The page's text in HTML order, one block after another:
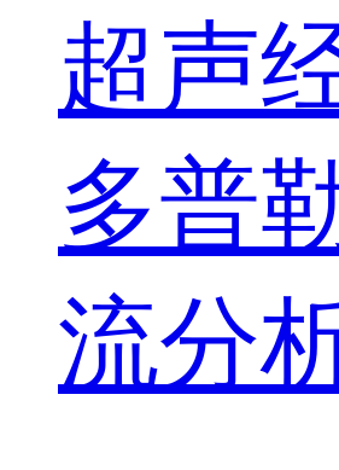
超声
多普
流分